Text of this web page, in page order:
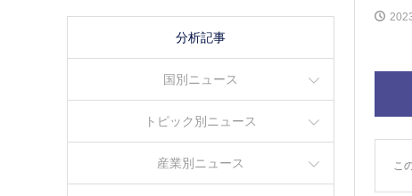
こ
分析記事
国別ニュース
トピック別ニュース
産業別ニュース